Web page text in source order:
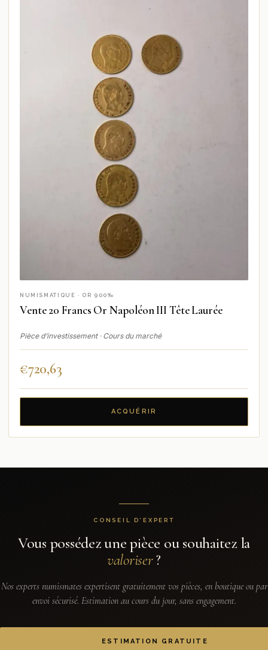
NUMISMATIQUE · OR 900‰
Vente 20 Francs Or Napoléon III Tête Laurée
Pièce d’investissement · Cours du marché
€720,63
ACQUÉRIR
CONSEIL D’EXPERT
Vous possédez une pièce ou souhaitez la
valoriser?
Nos experts numismates expertisent gratuitement vos pièces, en boutique ou par
envoi sécurisé. Estimation au cours du jour, sans engagement.
ESTIMATION GRATUITE